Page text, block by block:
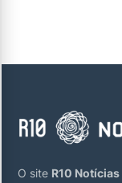
O site R10 Notícias